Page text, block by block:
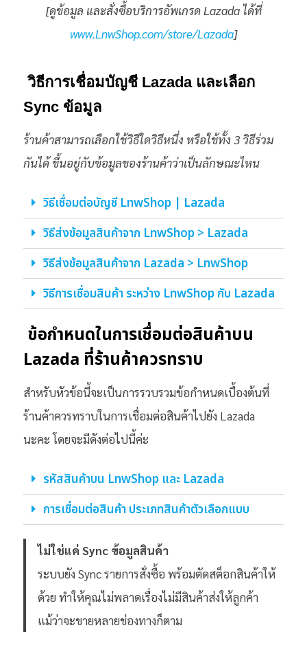
[ดูข้อมูล และสั่งซื้อบริการอัพเกรด Lazada ได้ที่
www.LnwShop.com/store/Lazada]
วิธีการเชื่อมบัญชี Lazada และเลือก
Sync ข้อมูล
ร้านค้าสามารถเลือกใช้วิธีใดวิธีหนึ่ง หรือใช้ทั้ง 3 วิธีร่วม
กันได้ ขึ้นอยู่กับข้อมูลของร้านค้าว่าเป็นลักษณะไหน
วิธีเชื่อมต่อบัญชี LnwShop | Lazada
วิธีส่งข้อมูลสินค้าจาก LnwShop > Lazada
วิธีส่งข้อมูลสินค้าจาก Lazada > LnwShop
วิธีการเชื่อมสินค้า ระหว่าง LnwShop กับ Lazada
ข้อกำหนดในการเชื่อมต่อสินค้าบน
Lazada ที่ร้านค้าควรทราบ
สำหรับหัวข้อนี้จะเป็นการรวบรวมข้อกำหนดเบื้องต้นที่
ร้านค้าควรทราบในการเชื่อมต่อสินค้าไปยัง Lazada
นะคะ โดยจะมีดังต่อไปนี้ค่ะ
รหัสสินค้าบน LnwShop และ Lazada
การเชื่อมต่อสินค้า ประเภทสินค้าตัวเลือกแบบ
ไม่ใช่แค่ Sync ข้อมูลสินค้า
ระบบยัง Sync รายการสั่งซื้อ พร้อมตัดสต็อกสินค้าให้
ด้วย ทำให้คุณไม่พลาดเรื่องไม่มีสินค้าส่งให้ลูกค้า
แม้ว่าจะขายหลายช่องทางก็ตาม